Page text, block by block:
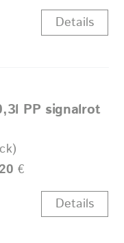
Details
PP signalrot
€
Details